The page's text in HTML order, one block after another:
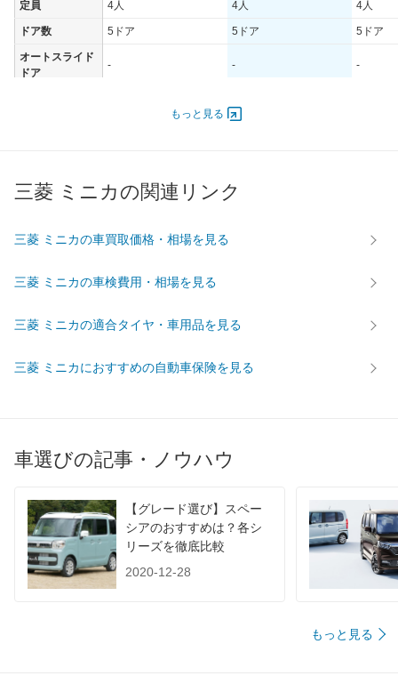
定員 4人 4人 4人
ドア数 5ドア 5ドア 5ドア
オートスライド
ドア
- - -
37.00 [50]/ 6,500 37.00 [50]/ 6,500
タイヤ
後輪サイズ 155/70R13 155/
WLTC/市街地 - -
WLTC/高速道路 - -
60km定地 -
もっと見る
三菱 ミニカの関連リンク
三菱 ミニカの車買取価格・相場を見る
三菱 ミニカの車検費用・相場を見る
三菱 ミニカの適合タイヤ・車用品を見る
三菱 ミニカにおすすめの自動車保険を見る
車選びの記事・ノウハウ
【グレード選び】スペー
シアのおすすめは？各シ
リーズを徹底比較
2020-12-28
もっと見る